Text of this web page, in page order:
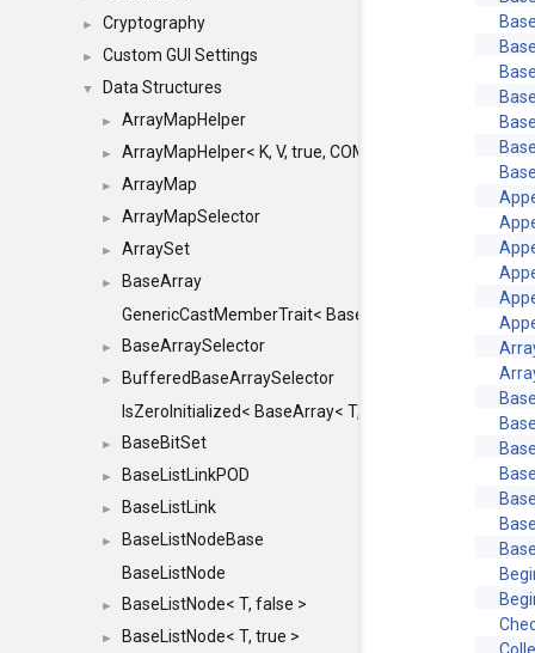
► Cryptography
► Custom GUI Settings
▼ Data Structures
► ArrayMapHelper
► ArrayMapHelper< K, V, true, COMPARE, ARRAY >
► ArrayMap
► ArrayMapSelector
► ArraySet
►
BaseArray
GenericCastMemberTrait< BaseArray< TO >,
► BaseArraySelector
►
BufferedBaseArraySelector
IsZeroInitialized< BaseArray< T, MINCHUNKSIZE,
► BaseBitSet
► BaseListLinkPOD
► BaseListLink
►
BaseListNodeBase
BaseListNode
► BaseListNode< T, false >
► BaseListNode< T, true >